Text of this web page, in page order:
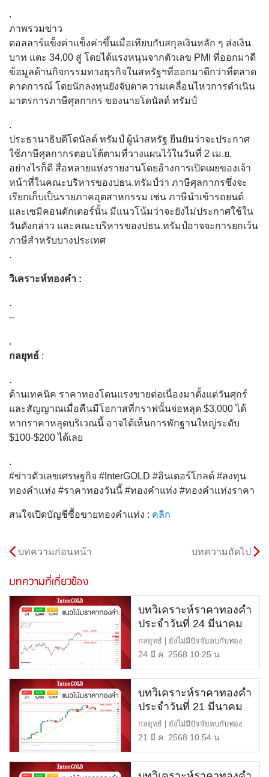
.
ภาพรวมข่าว
ดอลลาร์แข็งค่าแข็งค่าขึ้นเมื่อเทียบกับสกุลเงินหลัก ๆ ส่งเงิน
บาท แตะ 34.00 สู่ โดยได้แรงหนุนจากตัวเลข PMI ที่ออกมาดี
ข้อมูลด้านกิจกรรมทางธุรกิจในสหรัฐฯที่ออกมาดีกว่าที่ตลาด
คาดการณ์ โดยนักลงทุนยังจับตาความเคลื่อนไหวการดำเนิน
มาตรการภาษีศุลกากร ของนายโดนัลด์ ทรัมป์
.
ประธานาธิบดีโดนัลด์ ทรัมป์ ผู้นำสหรัฐ ยืนยันว่าจะประกาศ
ใช้ภาษีศุลกากรตอบโต้ตามที่วางแผนไว้ในวันที่ 2 เม.ย.
อย่างไรก็ดี สื่อหลายแห่งรายงานโดยอ้างการเปิดเผยของเจ้า
หน้าที่ในคณะบริหารของปธน.ทรัมป์ว่า ภาษีศุลกากรซึ่งจะ
เรียกเก็บเป็นรายภาคอุตสาหกรรม เช่น ภาษีนำเข้ารถยนต์
และเซมิคอนดักเตอร์นั้น มีแนวโน้มว่าจะยังไม่ประกาศใช้ใน
วันดังกล่าว และคณะบริหารของปธน.ทรัมป์อาจจะการยกเว้น
ภาษีสำหรับบางประเทศ
.
วิเคราะห์ทองคำ :
.
–
.
กลยุทธ์ :
.
ด้านเทคนิค ราคาทองโดนแรงขายต่อเนื่องมาตั้งแต่วันศุกร์
และสัญญาณเมื่อคืนมีโอกาสที่กราฟนั้นจ่อหลุด $3,000 ได้
หากราคาหลุดบริเวณนี้ อาจได้เห็นการพักฐานใหญ่ระดับ
$100-$200 ได้เลย
.
#ข่าวตัวเลขเศรษฐกิจ #InterGOLD #อินเตอร์โกลด์ #ลงทุน
ทองคำแท่ง #ราคาทองวันนี้ #ทองคำแท่ง #ทองคำแท่งราคา
สนใจเปิดบัญชีซื้อขายทองคำแท่ง : คลิก
บทความก่อนหน้า บทความถัดไป
บทความที่เกี่ยวข้อง
บทวิเคราะห์ราคาทองคำ
ประจำวันที่ 24 มีนาคม
2568
กลยุทธ์ | ยังไม่มีปัจจัยลบกับทอง
แนวต้าน | $3,040 หรือ […]
24 มี.ค. 2568 10.25 น.
บทวิเคราะห์ราคาทองคำ
ประจำวันที่ 21 มีนาคม
2568
กลยุทธ์ | ยังไม่มีปัจจัยลบกับทอง
แนวต้าน | $3,055 หรือ […]
21 มี.ค. 2568 10.54 น.